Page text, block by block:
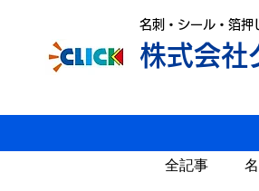
名刺・シール・箔押
株式会社
全記事